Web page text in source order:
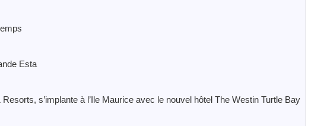
Esta
s’implante à l’Ile Maurice avec le nouvel hôtel The Westin Turtle Bay